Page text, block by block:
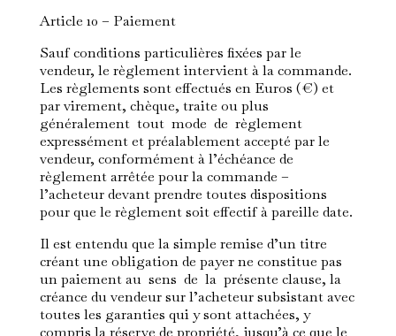
Article 10 – Paiement
Sauf conditions particulières fixées par le
vendeur, le règlement intervient à la commande.
Les règlements sont effectués en Euros (€) et
par virement, chèque, traite ou plus
généralement tout mode de règlement
expressément et préalablement accepté par le
vendeur, conformément à l’échéance de
règlement arrêtée pour la commande –
l’acheteur devant prendre toutes dispositions
pour que le règlement soit effectif à pareille date.
Il est entendu que la simple remise d’un titre
créant une obligation de payer ne constitue pas
un paiement au sens de la présente clause, la
créance du vendeur sur l’acheteur subsistant avec
toutes les garanties qui y sont attachées, y
compris la réserve de propriété, jusqu’à ce que le